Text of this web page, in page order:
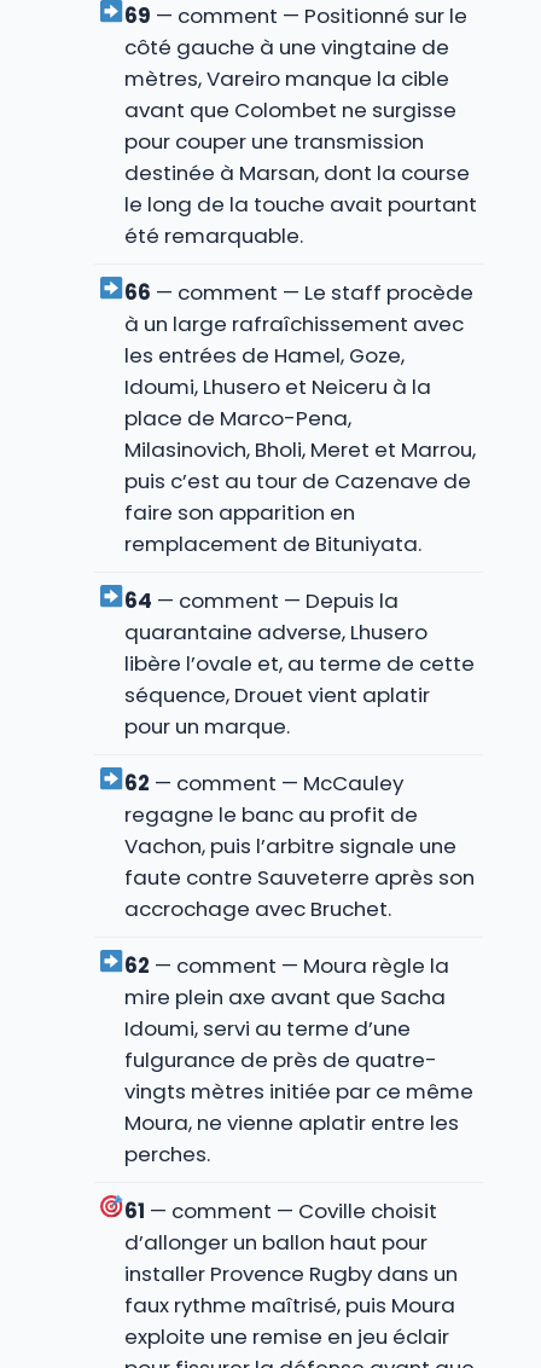
69 — comment — Positionné sur le
côté gauche à une vingtaine de
mètres, Vareiro manque la cible
avant que Colombet ne surgisse
pour couper une transmission
destinée à Marsan, dont la course
le long de la touche avait pourtant
été remarquable.
66 — comment — Le staff procède
à un large rafraîchissement avec
les entrées de Hamel, Goze,
Idoumi, Lhusero et Neiceru à la
place de Marco-Pena,
Milasinovich, Bholi, Meret et Marrou,
puis c’est au tour de Cazenave de
faire son apparition en
remplacement de Bituniyata.
64 — comment — Depuis la
quarantaine adverse, Lhusero
libère l’ovale et, au terme de cette
séquence, Drouet vient aplatir
pour un marque.
62 — comment — McCauley
regagne le banc au profit de
Vachon, puis l’arbitre signale une
faute contre Sauveterre après son
accrochage avec Bruchet.
62 — comment — Moura règle la
mire plein axe avant que Sacha
Idoumi, servi au terme d’une
fulgurance de près de quatre-
vingts mètres initiée par ce même
Moura, ne vienne aplatir entre les
perches.
61 — comment — Coville choisit
d’allonger un ballon haut pour
installer Provence Rugby dans un
faux rythme maîtrisé, puis Moura
exploite une remise en jeu éclair